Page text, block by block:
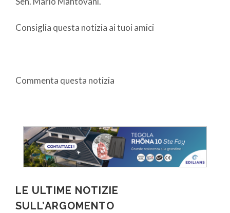
Consiglia questa notizia ai tuoi amici
Commenta questa notizia
LE ULTIME NOTIZIE
SULL’ARGOMENTO